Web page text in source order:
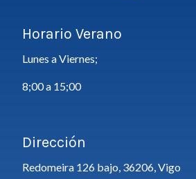
Horario Verano
Lunes a Viernes;
8;00 a 15;00
Dirección
Redomeira 126 bajo, 36206, Vigo